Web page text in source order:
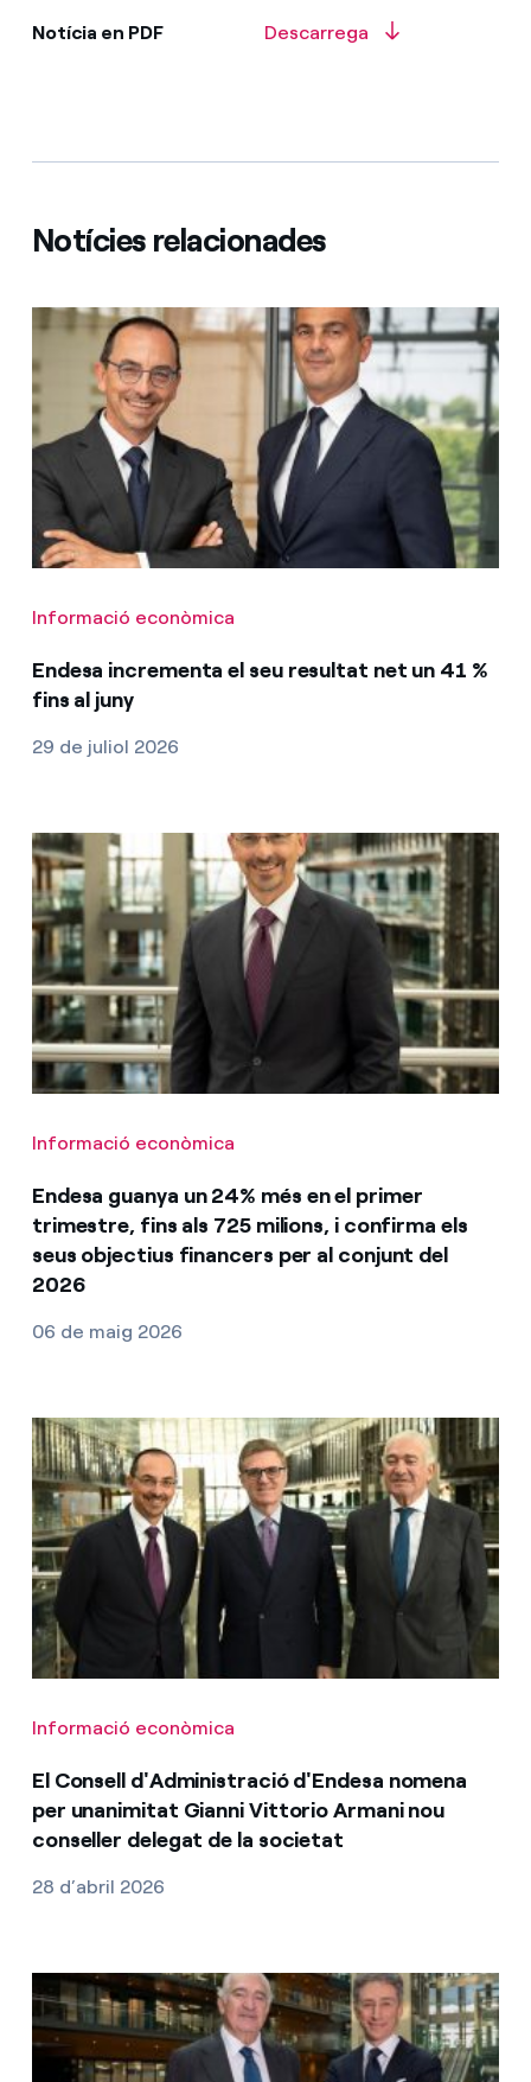
Notícia en PDF Descarrega
Notícies relacionades
Informació econòmica
Endesa incrementa el seu resultat net un 41 %
fins al juny
29 de juliol 2026
Informació econòmica
Endesa guanya un 24% més en el primer
trimestre, fins als 725 milions, i confirma els
seus objectius financers per al conjunt del
2026
06 de maig 2026
Informació econòmica
El Consell d'Administració d'Endesa nomena
per unanimitat Gianni Vittorio Armani nou
conseller delegat de la societat
28 d’abril 2026